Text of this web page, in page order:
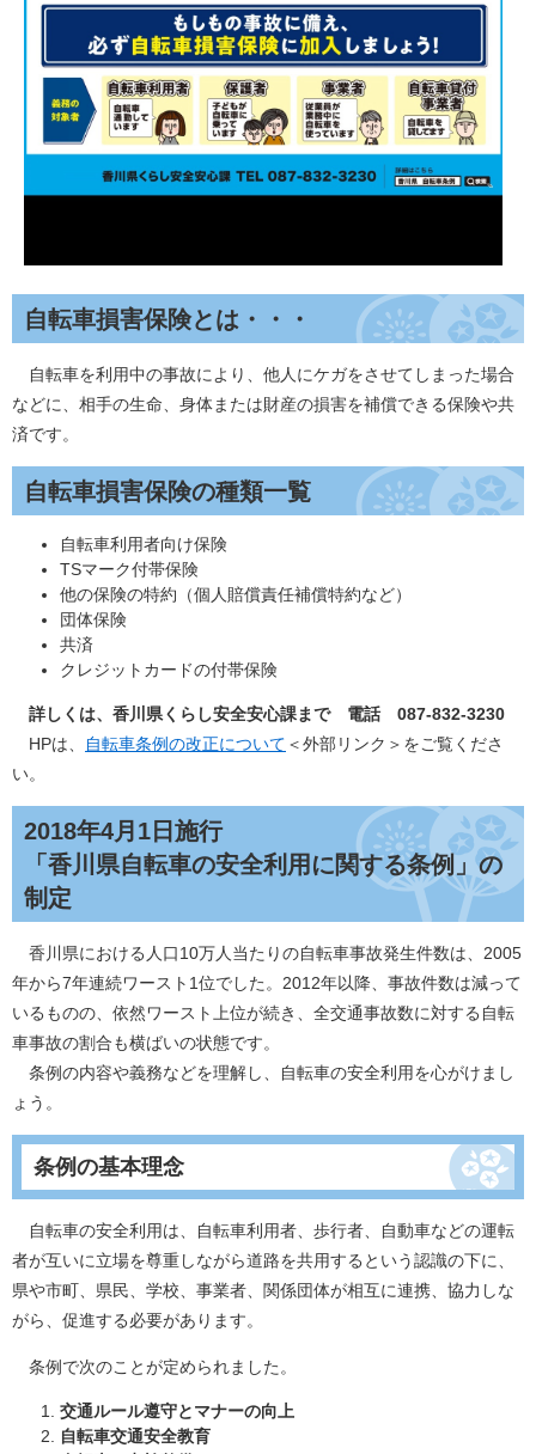
自転車損害保険とは・・・
自転車を利用中の事故により、他人にケガをさせてしまった場合
などに、相手の生命、身体または財産の損害を補償できる保険や共
済です。
自転車損害保険の種類一覧
自転車利用者向け保険
TSマーク付帯保険
他の保険の特約（個人賠償責任補償特約など）
団体保険
共済
クレジットカードの付帯保険
詳しくは、香川県くらし安全安心課まで 電話 087-832-3230
HPは、
自転車条例の改正について ＜外部リンク＞ をご覧くださ
い。
2018年4月1日施行
「香川県自転車の安全利用に関する条例」の
制定
香川県における人口10万人当たりの自転車事故発生件数は、2005
年から7年連続ワースト1位でした。2012年以降、事故件数は減って
いるものの、依然ワースト上位が続き、全交通事故数に対する自転
車事故の割合も横ばいの状態です。
条例の内容や義務などを理解し、自転車の安全利用を心がけまし
ょう。
条例の基本理念
自転車の安全利用は、自転車利用者、歩行者、自動車などの運転
者が互いに立場を尊重しながら道路を共用するという認識の下に、
県や市町、県民、学校、事業者、関係団体が相互に連携、協力しな
がら、促進する必要があります。
条例で次のことが定められました。
交通ルール遵守とマナーの向上
自転車交通安全教育